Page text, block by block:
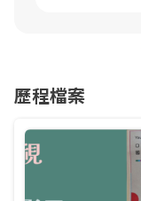
歷程檔案